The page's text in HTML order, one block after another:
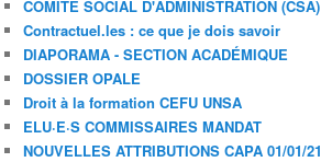
COMITE SOCIAL D'ADMINISTRATION (CSA)
Contractuel.les : ce que je dois savoir
DIAPORAMA - SECTION ACADÉMIQUE
DOSSIER OPALE
Droit à la formation CEFU UNSA
ELU·E·S COMMISSAIRES MANDAT
NOUVELLES ATTRIBUTIONS CAPA 01/01/21